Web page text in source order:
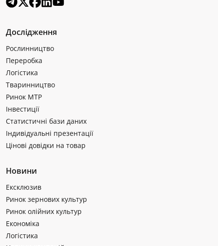
Дослідження
Рослинництво
Переробка
Логістика
Тваринництво
Ринок МТР
Інвестиції
Статистичні бази даних
Індивідуальні презентації
Цінові довідки на товар
Новини
Ексклюзив
Ринок зернових культур
Ринок олійних культур
Економіка
Логістика